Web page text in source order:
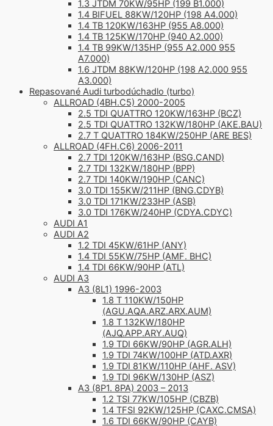
1.3 JTDM 70KW/95HP (199 B1.000)
1.4 BIFUEL 88KW/120HP (198 A4.000)
1.4 TB 120KW/163HP (955 A8.000)
1.4 TB 125KW/170HP (940 A2.000)
1.4 TB 99KW/135HP (955 A2.000 955
A7.000)
1.6 JTDM 88KW/120HP (198 A2.000 955
A3.000)
Repasované Audi turbodúchadlo (turbo)
ALLROAD (4BH.C5) 2000-2005
2.5 TDI QUATTRO 120KW/163HP (BCZ)
2.5 TDI QUATTRO 132KW/180HP (AKE.BAU)
2.7 T QUATTRO 184KW/250HP (ARE BES)
ALLROAD (4FH.C6) 2006-2011
2.7 TDI 120KW/163HP (BSG.CAND)
2.7 TDI 132KW/180HP (BPP)
2.7 TDI 140KW/190HP (CANC)
3.0 TDI 155KW/211HP (BNG.CDYB)
3.0 TDI 171KW/233HP (ASB)
3.0 TDI 176KW/240HP (CDYA.CDYC)
AUDI A1
AUDI A2
1.2 TDI 45KW/61HP (ANY)
1.4 TDI 55KW/75HP (AMF. BHC)
1.4 TDI 66KW/90HP (ATL)
AUDI A3
A3 (8L1) 1996-2003
1.8 T 110KW/150HP
(AGU.AQA.ARZ.ARX.AUM)
1.8 T 132KW/180HP
(AJQ.APP.ARY.AUQ)
1.9 TDI 66KW/90HP (AGR.ALH)
1.9 TDI 74KW/100HP (ATD.AXR)
1.9 TDI 81KW/110HP (AHF. ASV)
1.9 TDI 96KW/130HP (ASZ)
A3 (8P1. 8PA) 2003 – 2013
1.2 TSI 77KW/105HP (CBZB)
1.4 TFSI 92KW/125HP (CAXC.CMSA)
1.6 TDI 66KW/90HP (CAYB)